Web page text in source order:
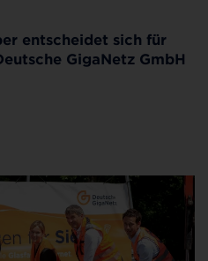
entscheidet sich für
GigaNetz GmbH